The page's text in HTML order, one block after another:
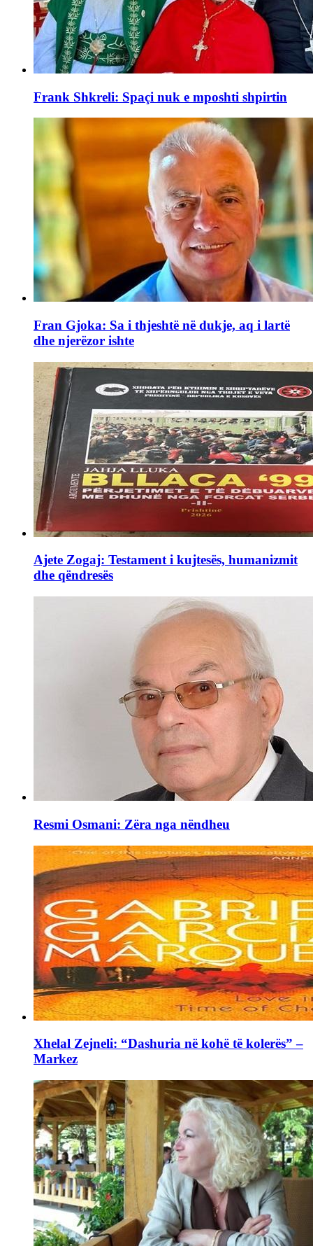
Frank Shkreli: Spaçi nuk e mposhti shpirtin
Fran Gjoka: Sa i thjeshtë në dukje, aq i lartë
dhe njerëzor ishte
Ajete Zogaj: Testament i kujtesës, humanizmit
dhe qëndresës
Resmi Osmani: Zëra nga nëndheu
Xhelal Zejneli: “Dashuria në kohë të kolerës” –
Markez